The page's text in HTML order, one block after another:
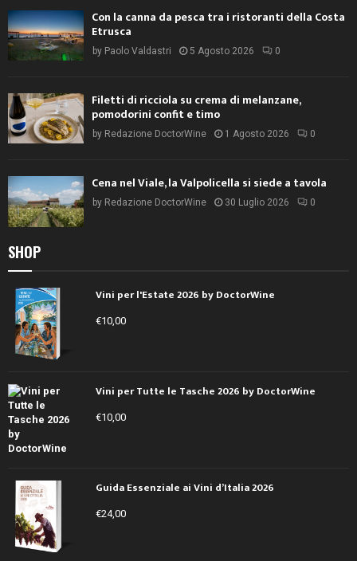
Con la canna da pesca tra i ristoranti della Costa
Etrusca
by Paolo Valdastri 5 Agosto 2026 0
Filetti di ricciola su crema di melanzane,
pomodorini confit e timo
by Redazione DoctorWine 1 Agosto 2026 0
Cena nel Viale, la Valpolicella si siede a tavola
by Redazione DoctorWine 30 Luglio 2026 0
SHOP
Vini per l'Estate 2026 by DoctorWine
€10,00
Vini per Tutte le Tasche 2026 by DoctorWine
€10,00
Guida Essenziale ai Vini d’Italia 2026
€24,00